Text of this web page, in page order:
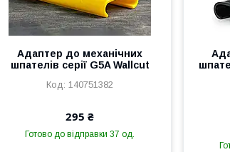
Адаптер до механічних
шпателів серії G5A Wallcut
140751382
295 ₴
Готово до відправки 37 од.